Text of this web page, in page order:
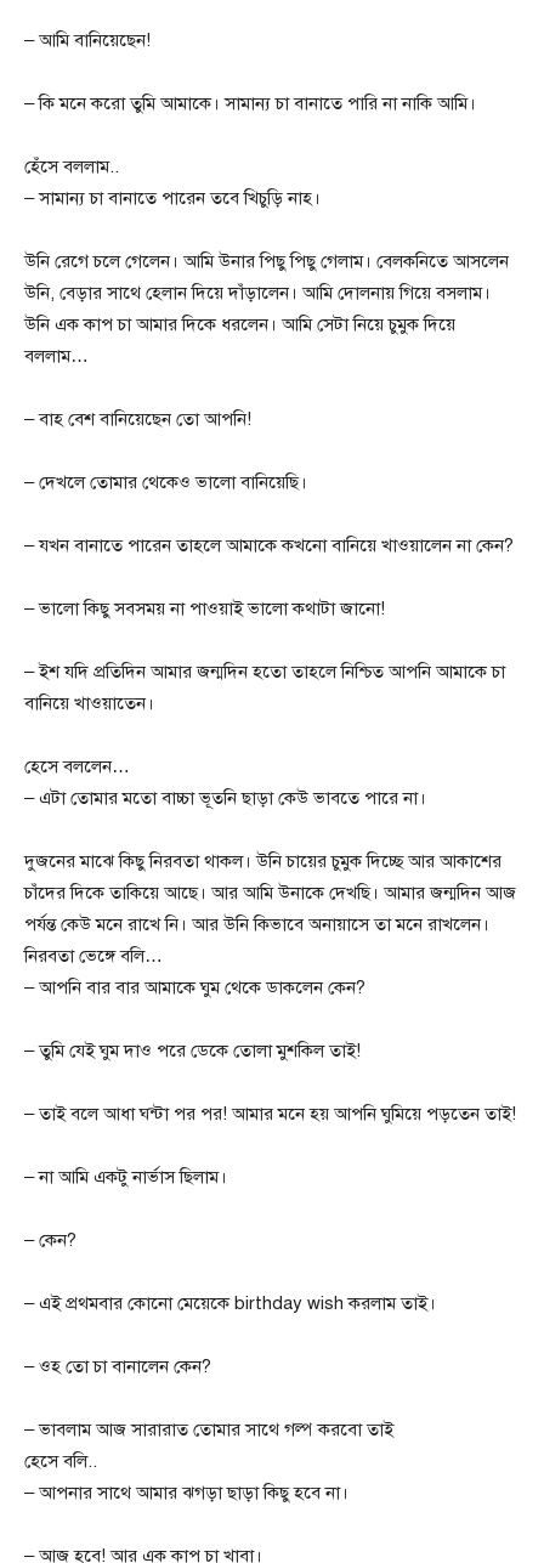
– আমি বানিয়েছেন!
– কি মনে করো তুমি আমাকে। সামান্য চা বানাতে পারি না নাকি আমি।
হেঁসে বললাম..
– সামান্য চা বানাতে পারেন তবে খিচুড়ি নাহ।
উনি রেগে চলে গেলেন। আমি উনার পিছু পিছু গেলাম। বেলকনিতে আসলেন
উনি, বেড়ার সাথে হেলান দিয়ে দাঁড়ালেন। আমি দোলনায় গিয়ে বসলাম।
উনি এক কাপ চা আমার দিকে ‌ধরলেন। আমি সেটা নিয়ে চুমুক দিয়ে
বললাম…
– বাহ বেশ বানিয়েছেন তো আপনি!
– দেখলে তোমার থেকেও ভালো বানিয়েছি।
– যখন বানাতে পারেন তাহলে আমাকে কখনো বানিয়ে খাওয়ালেন না কেন?
– ভালো কিছু সবসময় না পাওয়াই ভালো কথাটা জানো!
– ইশ যদি প্রতিদিন আমার জন্মদিন হতো তাহলে নিশ্চিত আপনি আমাকে চা
বানিয়ে খাওয়াতেন।
হেসে বললেন…
– এটা তোমার মতো বাচ্চা ভূতনি ছাড়া কেউ ভাবতে পারে না।
দুজনের মাঝে কিছু নিরবতা থাকল। উনি চায়ের চুমুক দিচ্ছে আর আকাশের
চাঁদের দিকে তাকিয়ে আছে। আর আমি উনাকে দেখছি। আমার জন্মদিন আজ
পর্যন্ত কেউ মনে রাখে নি। আর উনি কিভাবে অনায়াসে তা মনে রাখলেন।
নিরবতা ভেঙ্গে বলি…
– আপনি বার বার আমাকে ঘুম থেকে ডাকলেন কেন?
– তুমি যেই ঘুম দাও পরে ডেকে তোলা মুশকিল তাই!
– তাই বলে আধা ঘন্টা পর পর! আমার মনে হয় আপনি ঘুমিয়ে পড়তেন তাই!
– না আমি একটু নার্ভাস ছিলাম।
– কেন?
– এই প্রথমবার কোনো মেয়েকে birthday wish করলাম তাই।
– ওহ তো চা বানালেন কেন?
– ভাবলাম আজ সারারাত তোমার সাথে গল্প করবো তাই ‌
হেসে বলি..
– আপনার সাথে আমার ঝগড়া ছাড়া কিছু হবে না।
– আজ হবে! আর এক কাপ চা খাবা।